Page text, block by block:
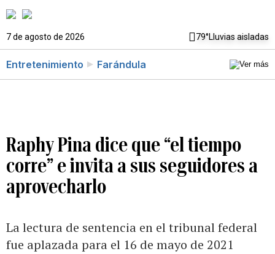
7 de agosto de 2026 79°Lluvias aisladas
Entretenimiento Farándula
Raphy Pina dice que “el tiempo
corre” e invita a sus seguidores a
aprovecharlo
La lectura de sentencia en el tribunal federal
fue aplazada para el 16 de mayo de 2021